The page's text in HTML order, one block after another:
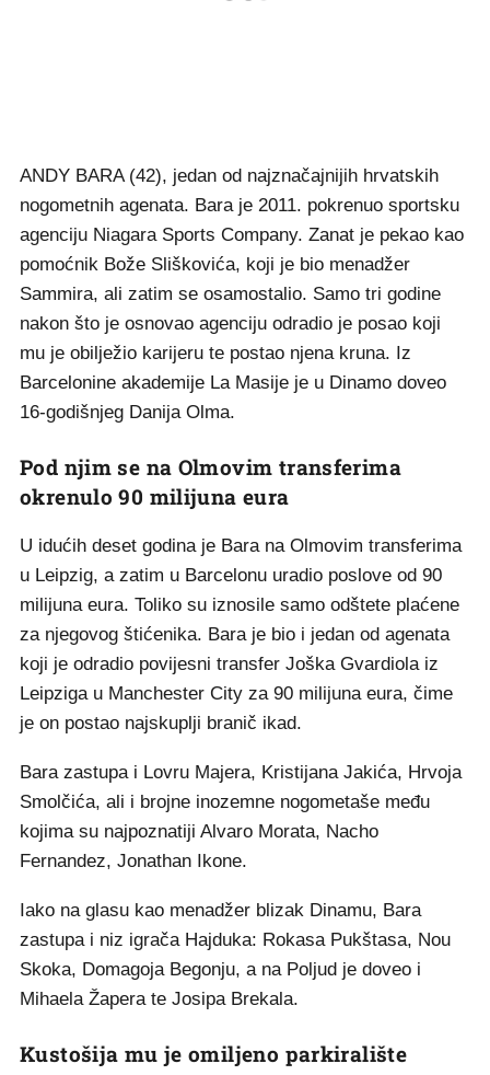
ANDY BARA (42), jedan od najznačajnijih hrvatskih
nogometnih agenata. Bara je 2011. pokrenuo sportsku
agenciju Niagara Sports Company. Zanat je pekao kao
pomoćnik Bože Sliškovića, koji je bio menadžer
Sammira, ali zatim se osamostalio. Samo tri godine
nakon što je osnovao agenciju odradio je posao koji
mu je obilježio karijeru te postao njena kruna. Iz
Barcelonine akademije La Masije je u Dinamo doveo
16-godišnjeg Danija Olma.
Pod njim se na Olmovim transferima
okrenulo 90 milijuna eura
U idućih deset godina je Bara na Olmovim transferima
u Leipzig, a zatim u Barcelonu uradio poslove od 90
milijuna eura. Toliko su iznosile samo odštete plaćene
za njegovog štićenika. Bara je bio i jedan od agenata
koji je odradio povijesni transfer Joška Gvardiola iz
Leipziga u Manchester City za 90 milijuna eura, čime
je on postao najskuplji branič ikad.
Bara zastupa i Lovru Majera, Kristijana Jakića, Hrvoja
Smolčića, ali i brojne inozemne nogometaše među
kojima su najpoznatiji Alvaro Morata, Nacho
Fernandez, Jonathan Ikone.
Iako na glasu kao menadžer blizak Dinamu, Bara
zastupa i niz igrača Hajduka: Rokasa Pukštasa, Nou
Skoka, Domagoja Begonju, a na Poljud je doveo i
Mihaela Žapera te Josipa Brekala.
Kustošija mu je omiljeno parkiralište